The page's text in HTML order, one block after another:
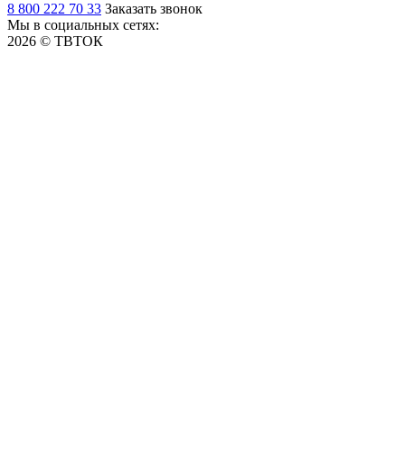
8 800 222 70 33 Заказать звонок
Мы в социальных сетях:
2026 © ТВТОК